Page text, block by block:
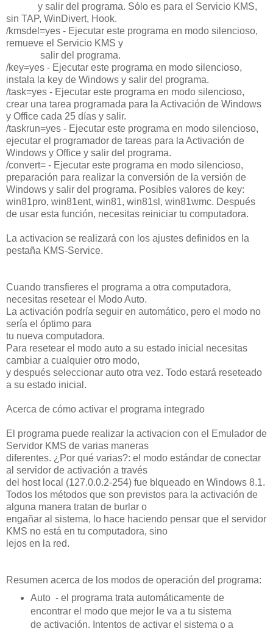
y salir del programa. Sólo es para el Servicio KMS,
sin TAP, WinDivert, Hook.
/kmsdel=yes - Ejecutar este programa en modo silencioso,
remueve el Servicio KMS y
salir del programa.
/key=yes - Ejecutar este programa en modo silencioso,
instala la key de Windows y salir del programa.
/task=yes - Ejecutar este programa en modo silencioso,
crear una tarea programada para la Activación de Windows
y Office cada 25 días y salir.
/taskrun=yes - Ejecutar este programa en modo silencioso,
ejecutar el programador de tareas para la Activación de
Windows y Office y salir del programa.
/convert= - Ejecutar este programa en modo silencioso,
preparación para realizar la conversión de la versión de
Windows y salir del programa. Posibles valores de key:
win81pro, win81ent, win81, win81sl, win81wmc. Después
de usar esta función, necesitas reiniciar tu computadora.
La activacion se realizará con los ajustes definidos en la
pestaña KMS-Service.
Cuando transfieres el programa a otra computadora,
necesitas resetear el Modo Auto.
La activación podría seguir en automático, pero el modo no
sería el óptimo para
tu nueva computadora.
Para resetear el modo auto a su estado inicial necesitas
cambiar a cualquier otro modo,
y después seleccionar auto otra vez. Todo estará reseteado
a su estado inicial.
Acerca de cómo activar el programa integrado
El programa puede realizar la activacion con el Emulador de
Servidor KMS de varias maneras
diferentes. ¿Por qué varias?: el modo estándar de conectar
al servidor de activación a través
del host local (127.0.0.2-254) fue blqueado en Windows 8.1.
Todos los métodos que son previstos para la activación de
alguna manera tratan de burlar o
engañar al sistema, lo hace haciendo pensar que el servidor
KMS no está en tu computadora, sino
lejos en la red.
Resumen acerca de los modos de operación del programa:
Auto - el programa trata automáticamente de
encontrar el modo que mejor le va a tu sistema
de activación. Intentos de activar el sistema o a